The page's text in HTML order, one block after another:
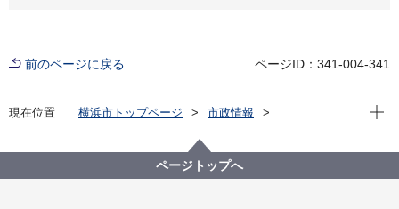
前のページに戻る ページID：341-004-341
現在位置 横浜市トップページ
市政情報
記者発表 2025年度
令和７年度「里親制度啓発イベント」を開催します
現在
ページトップへ